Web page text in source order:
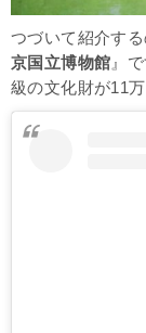
つづいて紹介す
京国立博物館 』
級の文化財が11